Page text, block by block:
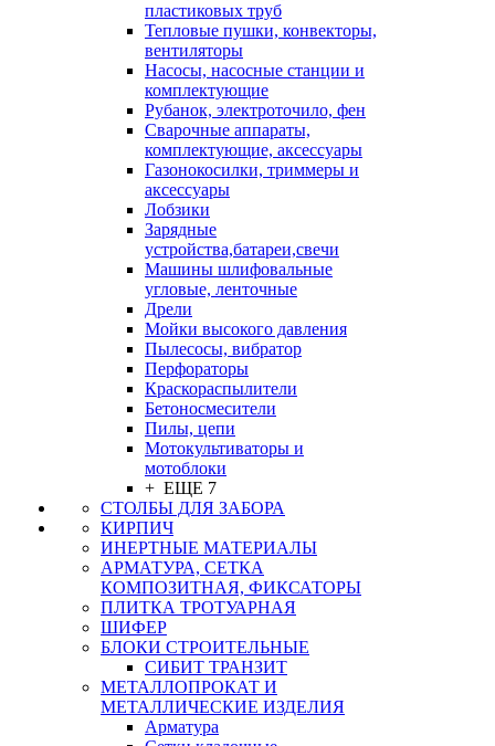
пластиковых труб
Тепловые пушки, конвекторы,
вентиляторы
Насосы, насосные станции и
комплектующие
Рубанок, электроточило, фен
Сварочные аппараты,
комплектующие, аксессуары
Газонокосилки, триммеры и
аксессуары
Лобзики
Зарядные
устройства,батареи,свечи
Машины шлифовальные
угловые, ленточные
Дрели
Мойки высокого давления
Пылесосы, вибратор
Перфораторы
Краскораспылители
Бетоносмесители
Пилы, цепи
Мотокультиваторы и
мотоблоки
+ ЕЩЕ 7
СТОЛБЫ ДЛЯ ЗАБОРА
КИРПИЧ
ИНЕРТНЫЕ МАТЕРИАЛЫ
АРМАТУРА, СЕТКА
КОМПОЗИТНАЯ, ФИКСАТОРЫ
ПЛИТКА ТРОТУАРНАЯ
ШИФЕР
БЛОКИ СТРОИТЕЛЬНЫЕ
СИБИТ ТРАНЗИТ
МЕТАЛЛОПРОКАТ И
МЕТАЛЛИЧЕСКИЕ ИЗДЕЛИЯ
Арматура